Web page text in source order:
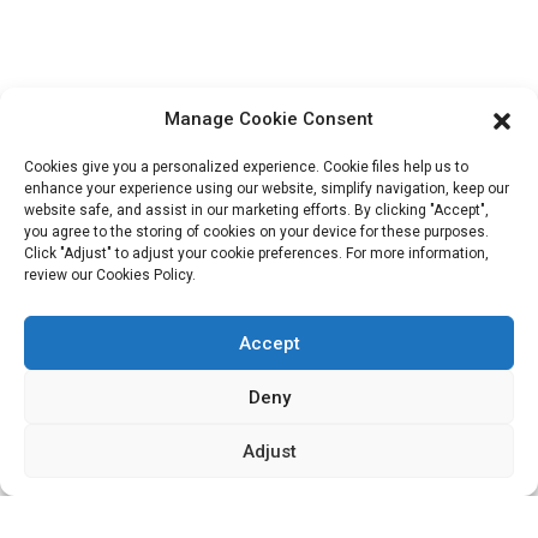
HuiZhou, 516157, Chine
fannie@hzdlpack.com
+86 13410678885
Bulletins D'information
Manage Cookie Consent
Cookies give you a personalized experience. Cookie files help us to
enhance your experience using our website, simplify navigation, keep our
website safe, and assist in our marketing efforts. By clicking "Accept",
you agree to the storing of cookies on your device for these purposes.
Click "Adjust" to adjust your cookie preferences. For more information,
review our Cookies Policy.
Accept
Deny
Adjust